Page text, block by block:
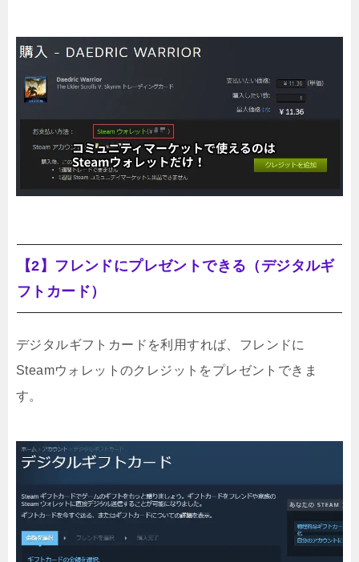
【2】フレンドにプレゼントできる（デジタルギ
フトカード）
デジタルギフトカードを利用すれば、フレンドに
Steamウォレットのクレジットをプレゼントできま
す。